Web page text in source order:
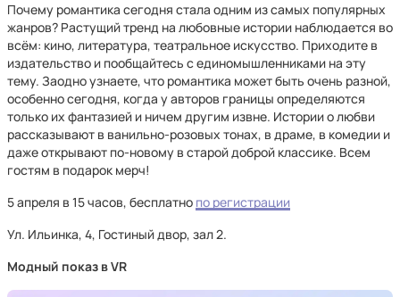
Почему романтика сегодня стала одним из самых популярных
жанров? Растущий тренд на любовные истории наблюдается во
всём: кино, литература, театральное искусство. Приходите в
издательство и пообщайтесь с единомышленниками на эту
тему. Заодно узнаете, что романтика может быть очень разной,
особенно сегодня, когда у авторов границы определяются
только их фантазией и ничем другим извне. Истории о любви
рассказывают в ванильно-розовых тонах, в драме, в комедии и
даже открывают по-новому в старой доброй классике. Всем
гостям в подарок мерч!
5 апреля в 15 часов, бесплатно по регистрации
Ул. Ильинка, 4, Гостиный двор, зал 2.
Модный показ в VR